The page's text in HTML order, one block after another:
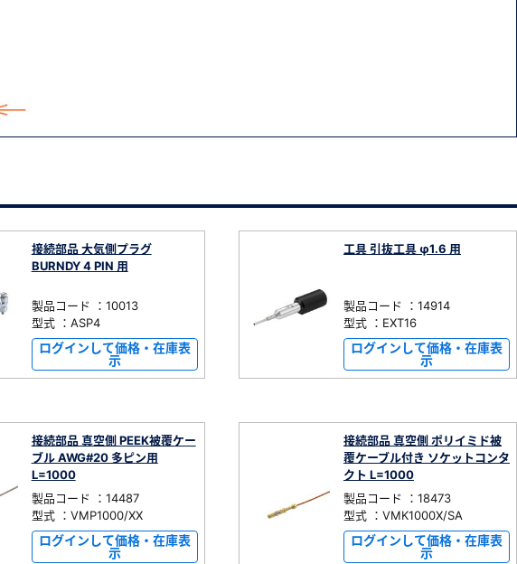
接続部品 大気側プラグ
BURNDY 4 PIN 用
製品コード ：10013
型式 ：ASP4
ログインして価格・在庫表
示
工具 引抜工具 φ1.6 用
製品コード ：14914
型式 ：EXT16
ログインして価格・在庫表
示
接続部品 真空側 PEEK被覆ケー
ブル AWG#20 多ピン用
L=1000
製品コード ：14487
型式 ：VMP1000/XX
ログインして価格・在庫表
示
接続部品 真空側 ポリイミド被
覆ケーブル付き ソケットコンタ
クト L=1000
製品コード ：18473
型式 ：VMK1000X/SA
ログインして価格・在庫表
示